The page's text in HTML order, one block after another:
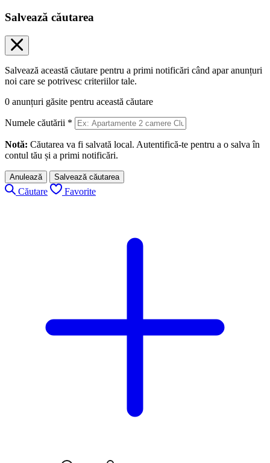
Salvează căutarea
Salvează această căutare pentru a primi notificări când apar anunțuri
noi care se potrivesc criteriilor tale.
0 anunțuri găsite pentru această căutare
Numele căutării *
Notă: Căutarea va fi salvată local. Autentifică-te pentru a o salva în
contul tău și a primi notificări.
Anulează Salvează căutarea
Căutare Favorite